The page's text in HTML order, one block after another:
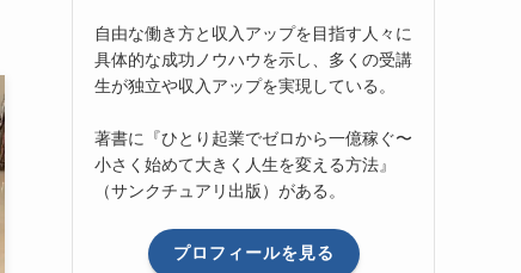
自由な働き方と収入アップを目指す人々に
具体的な成功ノウハウを示し、多くの受講
生が独立や収入アップを実現している。
著書に『ひとり起業でゼロから一億稼ぐ〜
小さく始めて大きく人生を変える方法』
（サンクチュアリ出版）がある。
プロフィールを見る